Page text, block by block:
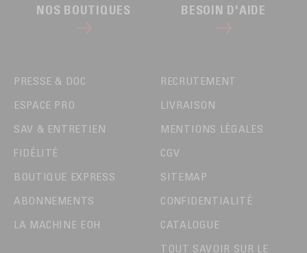
NOS BOUTIQUES BESOIN D'AIDE
PRESSE & DOC
ESPACE PRO
SAV & ENTRETIEN
FIDÉLITÉ
BOUTIQUE EXPRESS
ABONNEMENTS
LA MACHINE EOH
RECRUTEMENT
LIVRAISON
MENTIONS LÉGALES
CGV
SITEMAP
CONFIDENTIALITÉ
CATALOGUE
TOUT SAVOIR SUR LE